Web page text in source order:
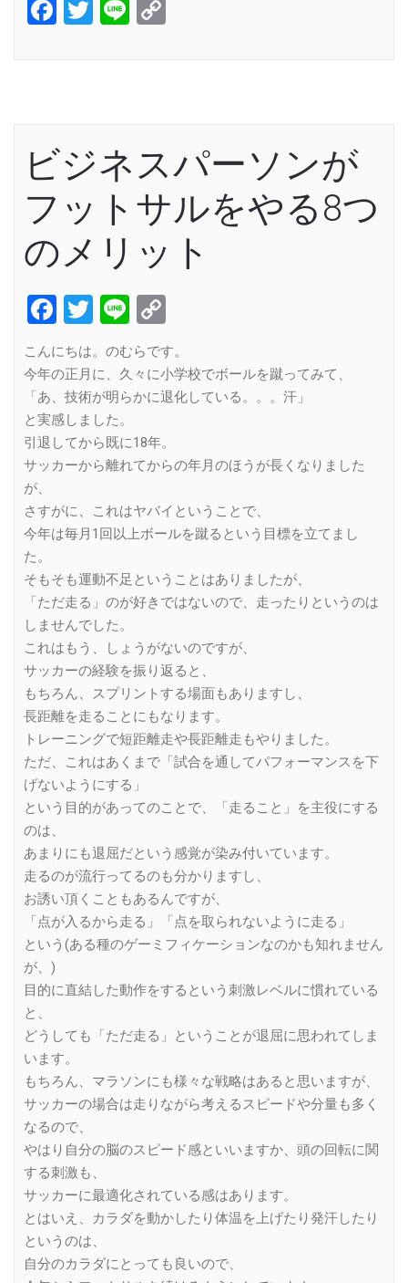
Facebook
Twitter
Line
ビジネスパーソンが
フットサルをやる8つ
のメリット
Facebook
Twitter
Line
Link
こんにちは。のむらです。
今年の正月に、久々に小学校でボールを蹴ってみて、
「あ、技術が明らかに退化している。。。汗」
と実感しました。
引退してから既に18年。
サッカーから離れてからの年月のほうが長くなりました
が、
さすがに、これはヤバイということで、
今年は毎月1回以上ボールを蹴るという目標を立てまし
た。
そもそも運動不足ということはありましたが、
「ただ走る」のが好きではないので、走ったりというのは
しませんでした。
これはもう、しょうがないのですが、
サッカーの経験を振り返ると、
もちろん、スプリントする場面もありますし、
長距離を走ることにもなります。
トレーニングで短距離走や長距離走もやりました。
ただ、これはあくまで「試合を通してパフォーマンスを下
げないようにする」
という目的があってのことで、「走ること」を主役にする
のは、
あまりにも退屈だという感覚が染み付いています。
走るのが流行ってるのも分かりますし、
お誘い頂くこともあるんですが、
「点が入るから走る」「点を取られないように走る」
という(ある種のゲーミフィケーションなのかも知れません
が、)
目的に直結した動作をするという刺激レベルに慣れている
と、
どうしても「ただ走る」ということが退屈に思われてしま
います。
もちろん、マラソンにも様々な戦略はあると思いますが、
サッカーの場合は走りながら考えるスピードや分量も多く
なるので、
やはり自分の脳のスピード感といいますか、頭の回転に関
する刺激も、
サッカーに最適化されている感はあります。
とはいえ、カラダを動かしたり体温を上げたり発汗したり
というのは、
自分のカラダにとっても良いので、